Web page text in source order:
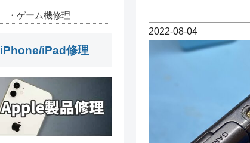
2022-08-04
・ゲーム機修理
iPhone/iPad修理